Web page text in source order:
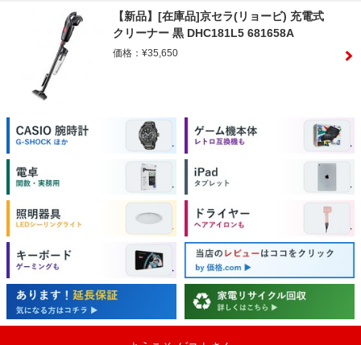
【新品】[在庫品]京セラ(リョービ) 充電式
クリーナー 黒 DHC181L5 681658A
価格：¥35,650